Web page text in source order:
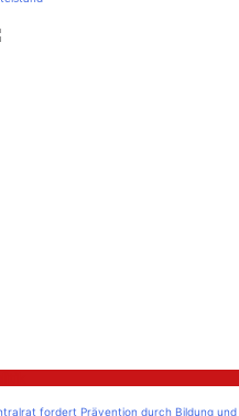
fordert Prävention durch Bildung